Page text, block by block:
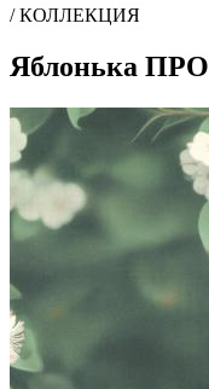
/ КОЛЛЕКЦИЯ
Яблонька ПРО